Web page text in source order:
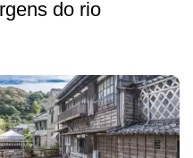
do rio